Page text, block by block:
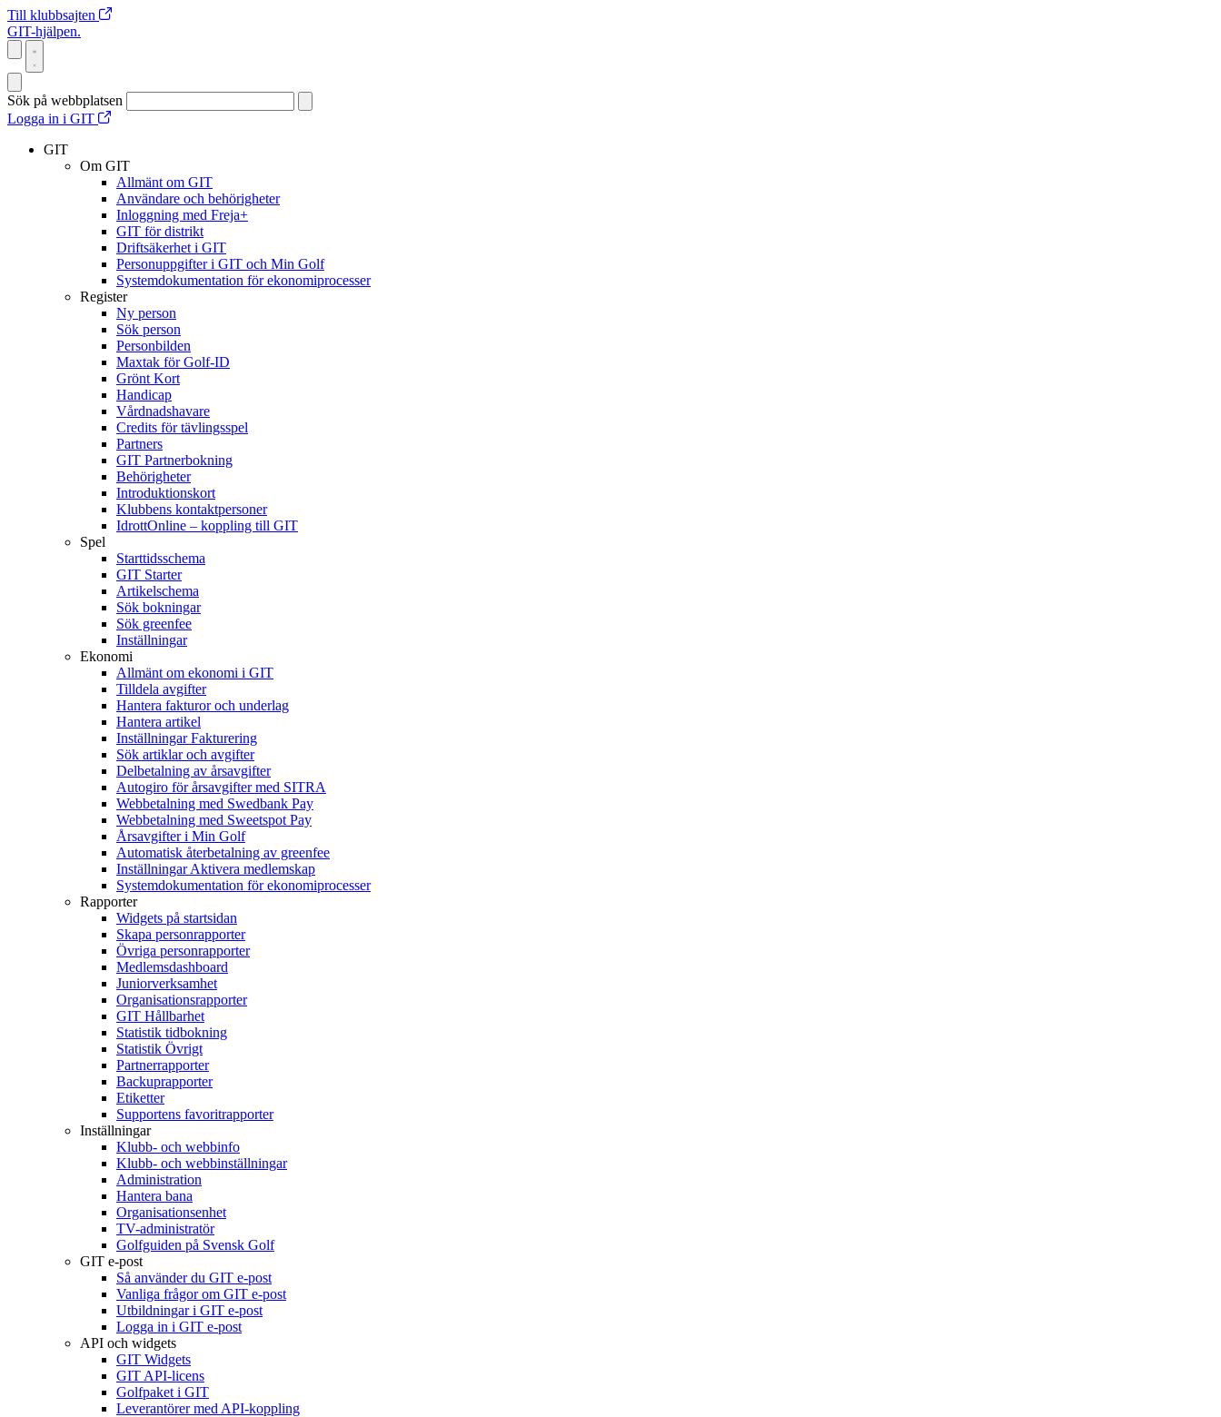
Till klubbsajten
GIT-hjälpen.
Sök på webbplatsen
Logga in i GIT
GIT
Om GIT
Allmänt om GIT
Användare och behörigheter
Inloggning med Freja+
GIT för distrikt
Driftsäkerhet i GIT
Personuppgifter i GIT och Min Golf
Systemdokumentation för ekonomiprocesser
Register
Ny person
Sök person
Personbilden
Maxtak för Golf-ID
Grönt Kort
Handicap
Vårdnadshavare
Credits för tävlingsspel
Partners
GIT Partnerbokning
Behörigheter
Introduktionskort
Klubbens kontaktpersoner
IdrottOnline – koppling till GIT
Spel
Starttidsschema
GIT Starter
Artikelschema
Sök bokningar
Sök greenfee
Inställningar
Ekonomi
Allmänt om ekonomi i GIT
Tilldela avgifter
Hantera fakturor och underlag
Hantera artikel
Inställningar Fakturering
Sök artiklar och avgifter
Delbetalning av årsavgifter
Autogiro för årsavgifter med SITRA
Webbetalning med Swedbank Pay
Webbetalning med Sweetspot Pay
Årsavgifter i Min Golf
Automatisk återbetalning av greenfee
Inställningar Aktivera medlemskap
Systemdokumentation för ekonomiprocesser
Rapporter
Widgets på startsidan
Skapa personrapporter
Övriga personrapporter
Medlemsdashboard
Juniorverksamhet
Organisationsrapporter
GIT Hållbarhet
Statistik tidbokning
Statistik Övrigt
Partnerrapporter
Backuprapporter
Etiketter
Supportens favoritrapporter
Inställningar
Klubb- och webbinfo
Klubb- och webbinställningar
Administration
Hantera bana
Organisationsenhet
TV-administratör
Golfguiden på Svensk Golf
GIT e-post
Så använder du GIT e-post
Vanliga frågor om GIT e-post
Utbildningar i GIT e-post
Logga in i GIT e-post
API och widgets
GIT Widgets
GIT API-licens
Golfpaket i GIT
Leverantörer med API-koppling